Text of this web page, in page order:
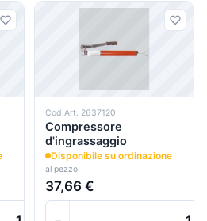
Cod.Art. 2637120
Compressore
d'ingrassaggio
Disponibile su ordinazione
al pezzo
37,66 €